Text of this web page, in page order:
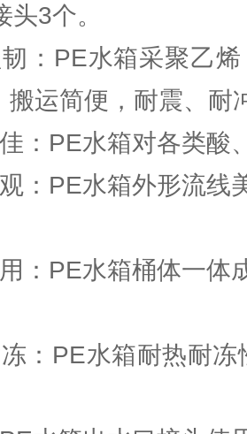
3个。
：PE水箱采聚乙
搬运简便，耐震、耐
：PE水箱对各类酸
：PE水箱外形流线
：PE水箱桶体一体
：PE水箱耐热耐